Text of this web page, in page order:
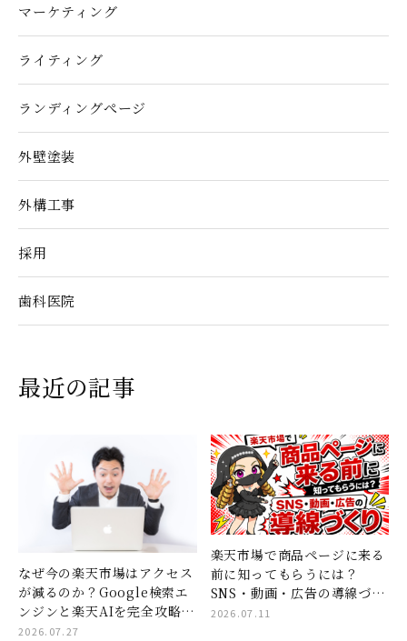
マーケティング
ライティング
ランディングぺージ
外壁塗装
外構工事
採用
歯科医院
最近の記事
なぜ今の楽天市場はアクセス
が減るのか？Google検索エ
ンジンと楽天AIを完全攻略す
る「コンテンツページ×ショ
2026.07.27
楽天市場で商品ページに来る
前に知ってもらうには？
SNS・動画・広告の導線づく
り
2026.07.11